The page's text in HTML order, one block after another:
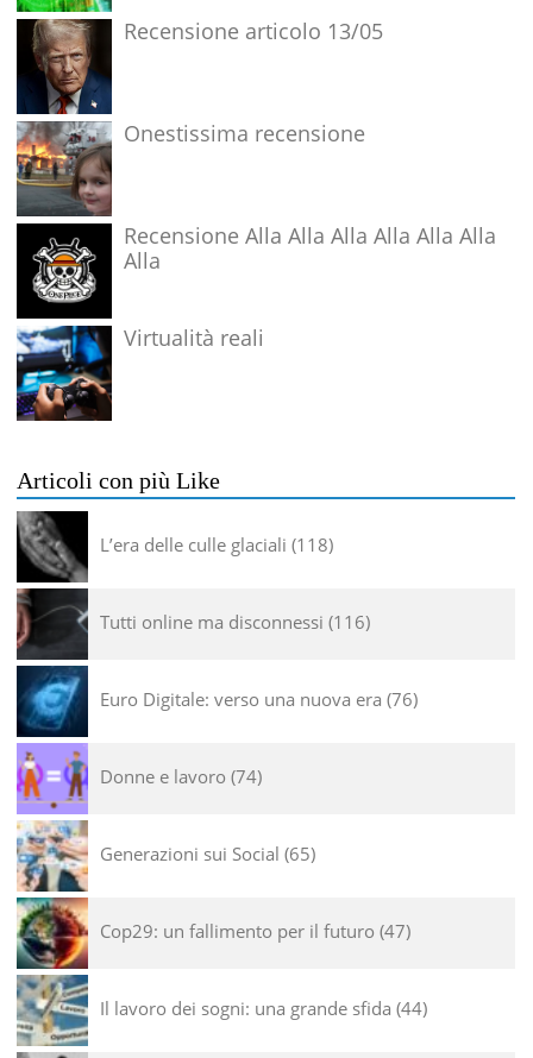
Recensione articolo 13/05
Onestissima recensione
Recensione Alla Alla Alla Alla Alla Alla
Alla
Virtualità reali
Articoli con più Like
L’era delle culle glaciali 118
Tutti online ma disconnessi 116
Euro Digitale: verso una nuova era 76
Donne e lavoro 74
Generazioni sui Social 65
Cop29: un fallimento per il futuro 47
Il lavoro dei sogni: una grande sfida 44